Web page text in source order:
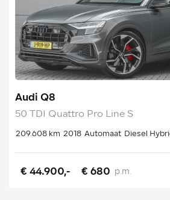
Audi Q8
50 TDI Quattro Pro Line S
209.608 km 2018 Automaat Diesel
€ 44.900,- € 680 p.m.